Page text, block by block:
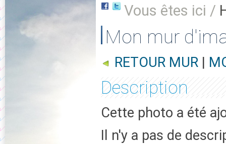
Vous êtes ici /
Mon mur
RETOUR MUR |
Description
Cette photo a été
Il n'y a pas de